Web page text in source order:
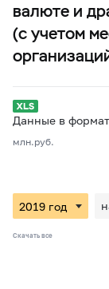
валюте и
(с учетом
Данные в
млн.руб.
Скачать все